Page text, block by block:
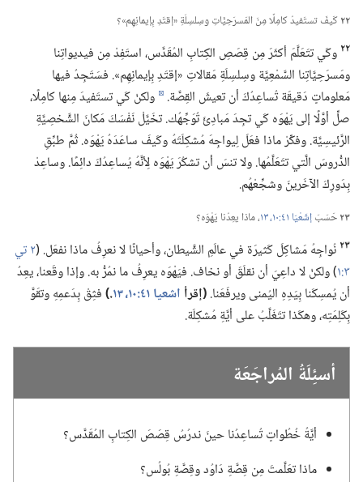
٢٢كَيفَ تستَفيدُ كامِلًا مِنَ المَسرَحِيَّاتِ وسِلسِلَةِ «إقتَدِ بِإيمانِهِم»؟‏
٢٢ وكَي تتَعَلَّمَ أكثَرَ مِن قِصَصِ الكِتابِ المُقَدَّس،‏ استَفِدْ مِن فيديواتِنا
ومَسرَحِيَّاتِنا السَّمْعِيَّة وسِلسِلَةِ مَقالاتِ «إقتَدِ بِإيمانِهِم».‏ فسَتَجِدُ فيها
مَعلوماتٍ دَقيقَة تُساعِدُكَ أن تعيشَ القِصَّة.‏ d ولكنْ كَي تستَفيدَ مِنها كامِلًا،‏
صلِّ أوَّلًا إلى يَهْوَه كَي تجِدَ مَبادِئَ تُوَجِّهُك.‏ تخَيَّلْ نَفْسَكَ مَكانَ الشَّخصِيَّةِ
الرَّئيسِيَّة.‏ وفكِّرْ ماذا فعَلَ لِيواجِهَ مُشكِلَتَهُ وكَيفَ ساعَدَهُ يَهْوَه.‏ ثُمَّ طبِّقِ
الدُّروسَ الَّتي تتَعَلَّمُها.‏ ولا تنسَ أن تشكُرَ يَهْوَه لِأنَّهُ يُساعِدُكَ دائِمًا.‏ وساعِدْ
بِدَورِكَ الآخَرينَ وشجِّعْهُم.‏
٢٣حَسَبَإشَعْيَا ٤١:‏١٠،‏
‏،‏ ماذا يعِدُنا يَهْوَه؟‏
٢٣ نُواجِهُ مَشاكِلَ كَثيرَة في عالَمِ الشَّيطان،‏ وأحيانًا لا نعرِفُ ماذا نفعَل.‏ (‏ ٢ تي
٣:‏١ ‏)‏ ولكنْ لا داعِيَ أن نقلَقَ أو نخاف.‏ فيَهْوَه يعرِفُ ما نمُرُّ به.‏ وإذا وقَعنا،‏ يعِدُ
أن يُمسِكَنا بِيَدِهِ اليُمنى ويرفَعَنا.‏‏(‏إقرأ اشعيا ٤١:‏١٠،‏ ١٣‏.‏)‏فثِقْ بِدَعمِهِ وتقَوَّ
بِكَلِمَتِه،‏ وهكَذا تتَغَلَّبُ على أيَّةِ مُشكِلَة.‏
أسئِلَةُ المُراجَعَة
أيَّةُ خُطُواتٍ تُساعِدُنا حينَ ندرُسُ قِصَصَ الكِتابِ المُقَدَّس؟‏
ماذا تعَلَّمتَ مِن قِصَّةِ دَاوُد وقِصَّةِ بُولُس؟‏